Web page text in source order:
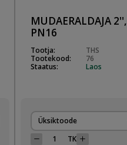
MUDAERALDAJA 2'',
PN16
Tootja:
THS
Tootekood:
76
Staatus:
Laos
Üksiktoode
TK